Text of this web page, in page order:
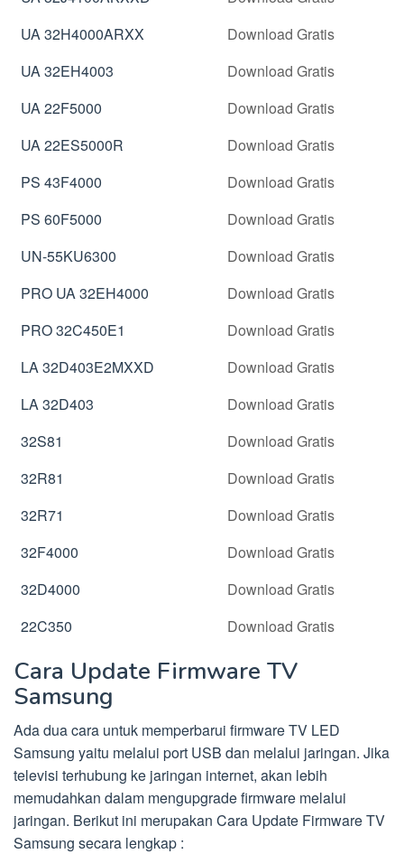
UA 32H4000ARXX
Download Gratis
UA 32EH4003
Download Gratis
UA 22F5000
Download Gratis
UA 22ES5000R
Download Gratis
PS 43F4000
Download Gratis
PS 60F5000
Download Gratis
UN-55KU6300
Download Gratis
PRO UA 32EH4000
Download Gratis
PRO 32C450E1
Download Gratis
LA 32D403E2MXXD
Download Gratis
LA 32D403
Download Gratis
32S81
Download Gratis
32R81
Download Gratis
32R71
Download Gratis
32F4000
Download Gratis
32D4000
Download Gratis
22C350
Download Gratis
Cara Update Firmware TV
Samsung
Ada dua cara untuk memperbarui firmware TV LED
Samsung yaitu melalui port USB dan melalui jaringan. Jika
televisi terhubung ke jaringan internet, akan lebih
memudahkan dalam mengupgrade firmware melalui
jaringan. Berikut ini merupakan Cara Update Firmware TV
Samsung secara lengkap :